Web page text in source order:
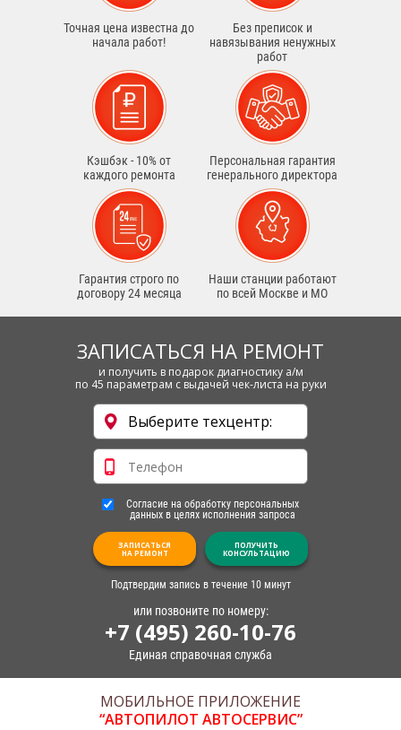
Точная цена известна до
начала работ!
Без преписок и
навязывания ненужных
работ
Кэшбэк - 10% от
каждого ремонта
Персональная гарантия
генерального директора
Гарантия строго по
договору 24 месяца
Наши станции работают
по всей Москве и МО
ЗАПИСАТЬСЯ НА РЕМОНТ
и получить в подарок диагностику а/м
по 45 параметрам с выдачей чек-листа на руки
Согласие на обработку персональных
данных в целях исполнения запроса
ЗАПИСАТЬСЯ
НА РЕМОНТ
ПОЛУЧИТЬ
КОНСУЛЬТАЦИЮ
Подтвердим запись в течение 10 минут
или позвоните по номеру:
+7 (495) 260-10-76
Единая справочная служба
МОБИЛЬНОЕ ПРИЛОЖЕНИЕ
“АВТОПИЛОТ АВТОСЕРВИС”